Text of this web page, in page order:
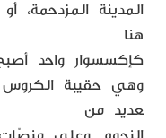
المدينة المزدحمة،
هنا
كإكسسوار واحد
وهي حقيبة الكروس
عديد من